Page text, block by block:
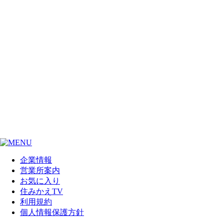
企業情報
営業所案内
お気に入り
住みかえTV
利用規約
個人情報保護方針